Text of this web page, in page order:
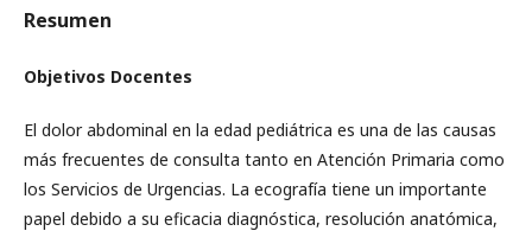
Resumen
Objetivos Docentes
El dolor abdominal en la edad pediátrica es una de las causas
más frecuentes de consulta tanto en Atención Primaria como
los Servicios de Urgencias. La ecografía tiene un importante
papel debido a su eficacia diagnóstica, resolución anatómica,